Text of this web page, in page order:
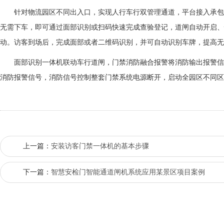
针对物流园区不同出入口，实现人行车行双管理通道，平台接入承
无需下车，即可通过面部识别或扫码快速完成查验登记，道闸自动开启
动。访客到场后，完成面部或者二维码识别，并可自动识别车牌，提高
面部识别一体机联动车行道闸，门禁消防融合报警将消防输出报警
消防报警信号，消防信号控制整套门禁系统电源断开，启动全园区不同
上一篇： 安装访客门禁一体机的基本步骤
下一篇： 智慧安检门智能通道闸机系统应用某景区项目案例